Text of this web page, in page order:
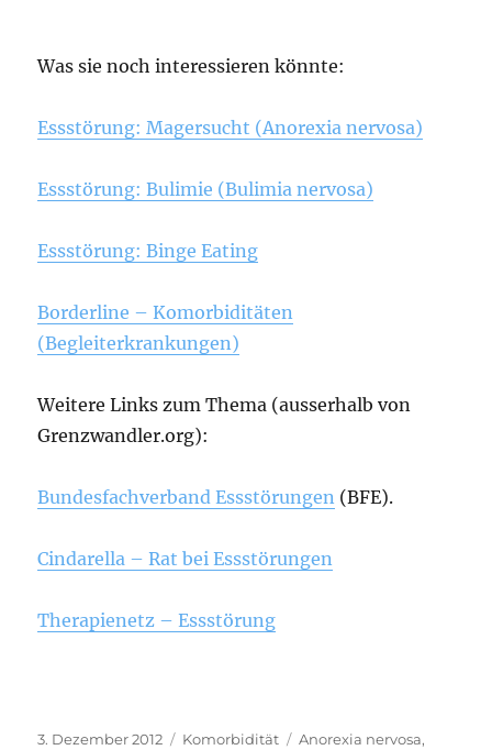
Was sie noch interessieren könnte:
Essstörung: Magersucht (Anorexia nervosa)
Essstörung: Bulimie (Bulimia nervosa)
Essstörung: Binge Eating
Borderline – Komorbiditäten
(Begleiterkrankungen)
Weitere Links zum Thema (ausserhalb von
Grenzwandler.org):
Bundesfachverband Essstörungen (BFE).
Cindarella – Rat bei Essstörungen
Therapienetz – Essstörung
Veröffentlicht
3. Dezember 2012 Kategorien
Komorbidität Schlagwörter
Anorexia nervosa,